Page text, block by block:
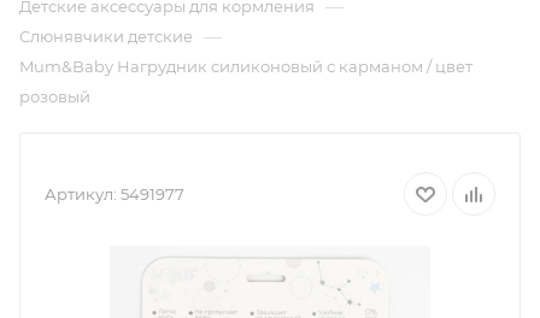
Детские аксессуары для кормления —
Слюнявчики детские —
Mum&Baby Нагрудник силиконовый с карманом / цвет
розовый
Артикул: 5491977